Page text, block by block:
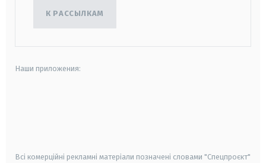
К РАССЫЛКАМ
Наши приложения:
Всі комерційні рекламні матеріали позначені словами "Спецпроєкт"